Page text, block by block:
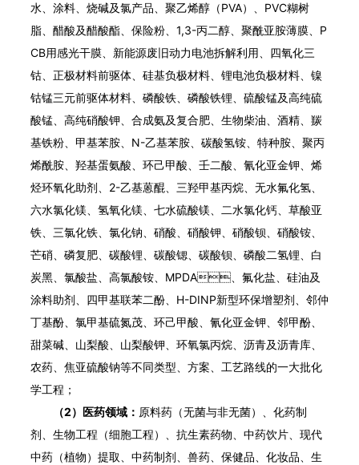
水、涂料、烧碱及氯产品、聚乙烯醇（PVA）、PVC糊树
脂、醋酸及醋酸酯、保险粉、1,3-丙二醇、聚酰亚胺薄膜、P
CB用感光干膜、新能源废旧动力电池拆解利用、四氧化三
钴、正极材料前驱体、硅基负极材料、锂电池负极材料、镍
钴锰三元前驱体材料、磷酸铁、磷酸铁锂、硫酸锰及高纯硫
酸锰、高纯硝酸钾、合成氨及复合肥、生物柴油、酒精、羰
基铁粉、甲基苯胺、N-乙基苯胺、碳酸氢铵、特种胺、聚丙
烯酰胺、羟基蛋氨酸、环己甲酸、壬二酸、氰化亚金钾、烯
烃环氧化助剂、2-乙基蒽醌、三羟甲基丙烷、无水氟化氢、
六水氯化镁、氢氧化镁、七水硫酸镁、二水氯化钙、草酸亚
铁、三氯化铁、氯化钠、硝酸、硝酸钾、硝酸钡、硝酸铵、
芒硝、磷复肥、碳酸锂、碳酸锶、碳酸钡、磷酸二氢锂、白
炭黑、氯酸盐、高氯酸铵、MPDA、氟化盐、硅油及
涂料助剂、四甲基联苯二酚、H-DINP新型环保增塑剂、邻仲
丁基酚、氯甲基硫氮茂、环己甲酸、氰化亚金钾、邻甲酚、
甜菜碱、山梨酸、山梨酸钾、环氧氯丙烷、沥青及沥青库、
农药、焦亚硫酸钠等不同类型、方案、工艺路线的一大批化
学工程；
（2）医药领域： 原料药（无菌与非无菌）、化药制
剂、生物工程（细胞工程）、抗生素药物、中药饮片、现代
中药（植物）提取、中药制剂、兽药、保健品、化妆品、生